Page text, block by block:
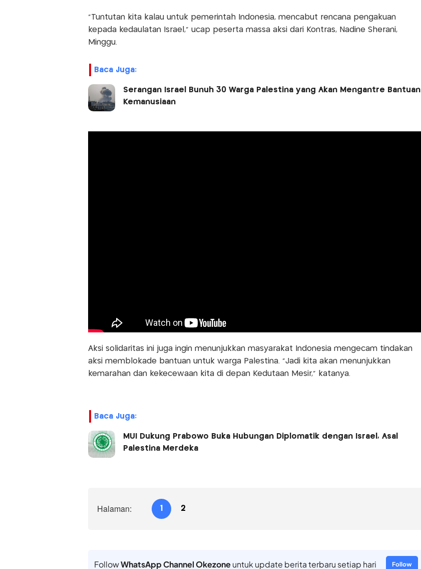
"Tuntutan kita kalau untuk pemerintah Indonesia, mencabut rencana pengakuan
kepada kedaulatan Israel," ucap peserta massa aksi dari Kontras, Nadine Sherani,
Minggu.
Baca Juga:
Serangan Israel Bunuh 30 Warga Palestina yang Akan Mengantre Bantuan
Kemanusiaan
Aksi solidaritas ini juga ingin menunjukkan masyarakat Indonesia mengecam tindakan
aksi memblokade bantuan untuk warga Palestina. "Jadi kita akan menunjukkan
kemarahan dan kekecewaan kita di depan Kedutaan Mesir," katanya.
Baca Juga:
MUI Dukung Prabowo Buka Hubungan Diplomatik dengan Israel, Asal
Palestina Merdeka
Halaman: 1 2
FollowWhatsApp Channel Okezoneuntuk update berita terbaru setiap hari Follow